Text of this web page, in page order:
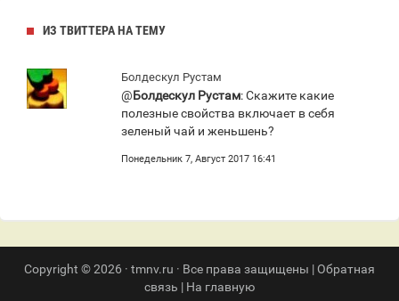
ИЗ ТВИТТЕРА НА ТЕМУ
Болдескул Рустам
@Болдескул Рустам: Скажите какие
полезные свойства включает в себя
зеленый чай и женьшень?
Понедельник 7, Август 2017 16:41
Copyright © 2026 · tmnv.ru · Все права защищены |Обратная
связь | На главную